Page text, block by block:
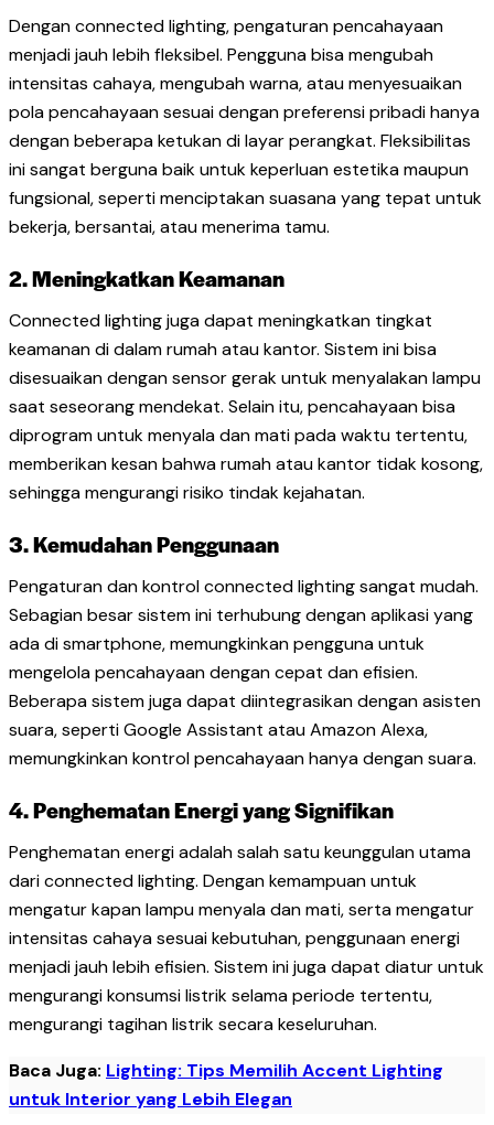
Dengan connected lighting, pengaturan pencahayaan
menjadi jauh lebih fleksibel. Pengguna bisa mengubah
intensitas cahaya, mengubah warna, atau menyesuaikan
pola pencahayaan sesuai dengan preferensi pribadi hanya
dengan beberapa ketukan di layar perangkat. Fleksibilitas
ini sangat berguna baik untuk keperluan estetika maupun
fungsional, seperti menciptakan suasana yang tepat untuk
bekerja, bersantai, atau menerima tamu.
2. Meningkatkan Keamanan
Connected lighting juga dapat meningkatkan tingkat
keamanan di dalam rumah atau kantor. Sistem ini bisa
disesuaikan dengan sensor gerak untuk menyalakan lampu
saat seseorang mendekat. Selain itu, pencahayaan bisa
diprogram untuk menyala dan mati pada waktu tertentu,
memberikan kesan bahwa rumah atau kantor tidak kosong,
sehingga mengurangi risiko tindak kejahatan.
3. Kemudahan Penggunaan
Pengaturan dan kontrol connected lighting sangat mudah.
Sebagian besar sistem ini terhubung dengan aplikasi yang
ada di smartphone, memungkinkan pengguna untuk
mengelola pencahayaan dengan cepat dan efisien.
Beberapa sistem juga dapat diintegrasikan dengan asisten
suara, seperti Google Assistant atau Amazon Alexa,
memungkinkan kontrol pencahayaan hanya dengan suara.
4. Penghematan Energi yang Signifikan
Penghematan energi adalah salah satu keunggulan utama
dari connected lighting. Dengan kemampuan untuk
mengatur kapan lampu menyala dan mati, serta mengatur
intensitas cahaya sesuai kebutuhan, penggunaan energi
menjadi jauh lebih efisien. Sistem ini juga dapat diatur untuk
mengurangi konsumsi listrik selama periode tertentu,
mengurangi tagihan listrik secara keseluruhan.
Baca Juga: Lighting: Tips Memilih Accent Lighting
untuk Interior yang Lebih Elegan